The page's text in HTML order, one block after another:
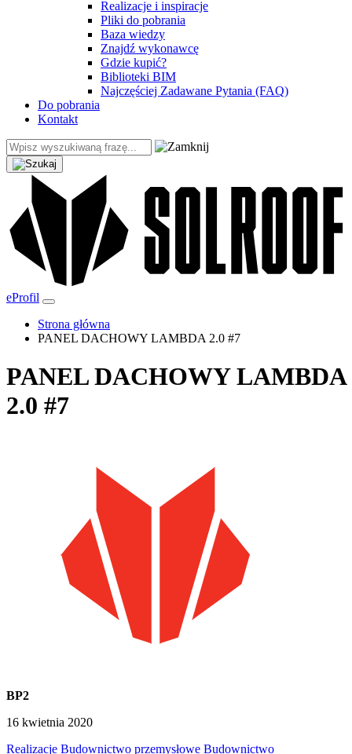
Realizacje i inspiracje
Pliki do pobrania
Baza wiedzy
Znajdź wykonawcę
Gdzie kupić?
Biblioteki BIM
Najczęściej Zadawane Pytania (FAQ)
Do pobrania
Kontakt
eProfil
Strona główna
PANEL DACHOWY LAMBDA 2.0 #7
PANEL DACHOWY LAMBDA
2.0 #7
BP2
16 kwietnia 2020
Realizacje Budownictwo przemysłowe Budownictwo